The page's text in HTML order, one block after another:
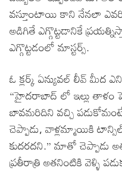
వస్తూంటాయి కాని నేనలా
అడిగితే ఎగ్గొట్టడానికే
ఎగ్గొట్టడంలో మాస్టర్స్.
ఓ క్లర్క్ ఏన్యువల్ లీవ్ మీద
“హైదరాబాద్ లో ఇల్లు తాళం
బావమరిదిని వచ్చి
చెప్పాడు, వాళ్లమ్మాయికి
కుదరదని.” మాతో చెప్పాడు
ప్రతీరాత్రి అతనింటికి వెళ్ళి